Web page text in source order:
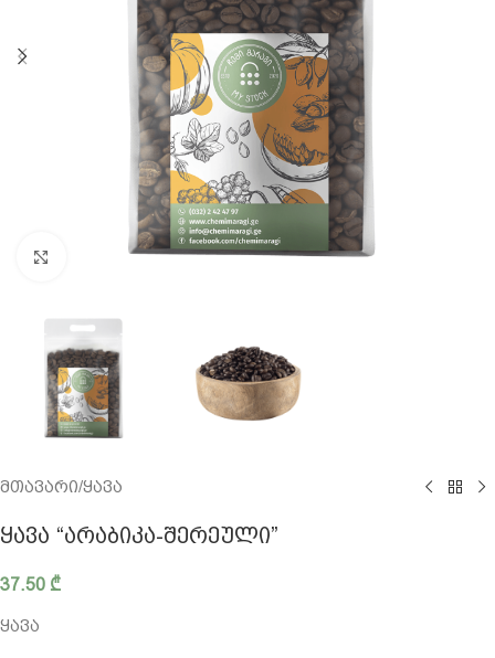
გადიდება
მთავარი/ყავა
ᲧᲐᲕᲐ “ᲐᲠᲐᲑᲘᲙᲐ-ᲨᲔᲠᲔᲣᲚᲘ”
37.50 ₾
ყავა